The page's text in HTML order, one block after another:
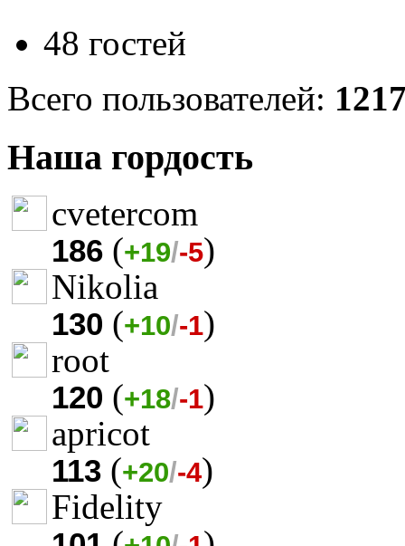
48 гостей
Всего пользователей:
Наша гордость
cvetercom
186 (+19/-5)
Nikolia
130 (+10/-1)
root
120 (+18/-1)
apricot
113 (+20/-4)
Fidelity